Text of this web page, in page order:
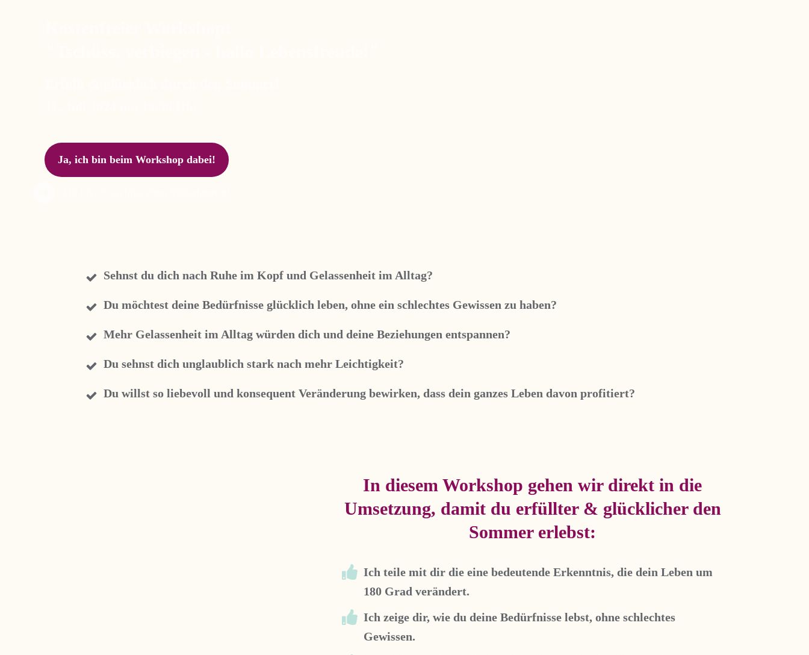
Ja, ich bin beim Workshop dabei!
Sehnst du dich nach Ruhe im Kopf und Gelassenheit im Alltag?
Du möchtest deine Bedürfnisse glücklich leben, ohne ein schlechtes Gewissen zu haben?
Mehr Gelassenheit im Alltag würden dich und deine Beziehungen entspannen?
Du sehnst dich unglaublich stark nach mehr Leichtigkeit?
Du willst so liebevoll und konsequent Veränderung bewirken, dass dein ganzes Leben davon profitiert?
In diesem Workshop gehen wir direkt in die
Umsetzung, damit du erfüllter & glücklicher den
Sommer erlebst:
Ich teile mit dir die eine bedeutende Erkenntnis, die dein Leben um
180 Grad verändert.
Ich zeige dir, wie du deine Bedürfnisse lebst, ohne schlechtes
Gewissen.